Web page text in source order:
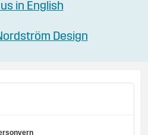
in English
Design